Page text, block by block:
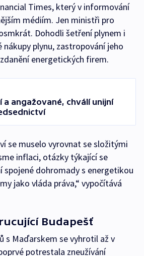
Times, který v informování
médiím. Jen ministři pro
Dohodli šetření plynem i
plynu, zastropování jeho
energetických firem.
a angažované, chválí unijní
se muselo vyrovnat se složitými
inflaci, otázky týkající se
spojené dohromady s energetikou
jako vláda práva,“ vypočítává
Budapešť
s Maďarskem se vyhrotil až v
potrestala zneužívání